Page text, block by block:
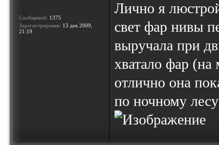
Сообщений: 1375
Зарегистрирован: 13 дек 2009,
21:19
Лично я
свет фар нивы
выручала при
хватало фар
отлично она
по ночному